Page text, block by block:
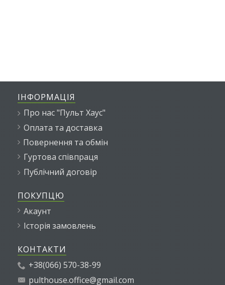
ІНФОРМАЦІЯ
Про нас "Пульт Хаус"
Оплата та доставка
Повернення та обмін
Гуртова співпраця
Публічний договір
ПОКУПЦЮ
Акаунт
Історія замовлень
КОНТАКТИ
+38(066) 570-38-99
pulthouse.office@gmail.com